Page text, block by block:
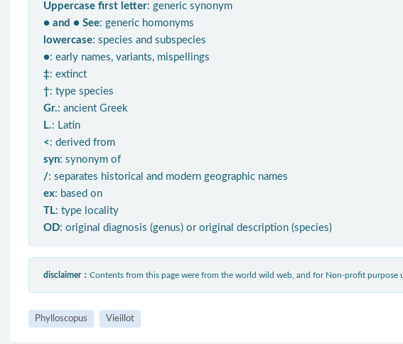
Uppercase first letter: generic synonym
● and ● See: generic homonyms
lowercase: species and subspecies
●: early names, variants, mispellings
‡: extinct
†: type species
Gr.: ancient Greek
L.: Latin
< : derived from
syn: synonym of
/: separates historical and modern geographic names
ex: based on
TL: type locality
OD: original diagnosis (genus) or original description (species)
disclaimer： Contents from this page were from the world wild web, and for Non-profit purpose
Phylloscopus Vieillot